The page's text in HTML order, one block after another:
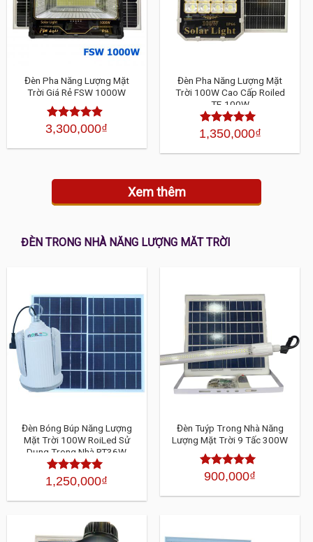
Đèn Pha Năng Lượng Mặt
Trời Giá Rẻ FSW 1000W
Được xếp
5 sao
3,300,000₫
Đèn Pha Năng Lượng Mặt
Trời 100W Cao Cấp Roiled
TF-100W
Được xếp
sao
1,350,000₫
Xem thêm
ĐÈN TRONG NHÀ NĂNG LƯỢNG MĂT TRỜI
Đèn Bóng Búp Năng Lượng
Mặt Trời 100W RoiLed Sử
Dụng Trong Nhà RT36W
Được xếp
5 sao
1,250,000₫
Đèn Tuýp Trong Nhà Năng
Lượng Mặt Trời 9 Tấc 300W
Được xếp
sao
900,000₫